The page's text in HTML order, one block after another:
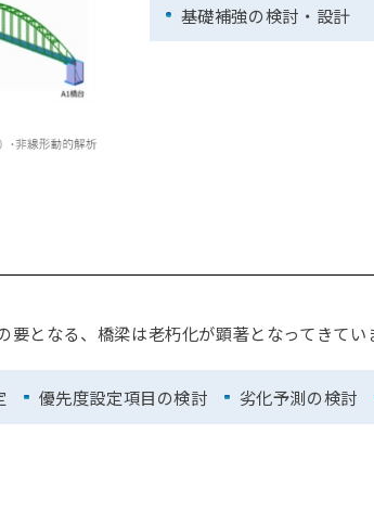
基礎補強の検討・設計
となる、橋梁は老朽化が顕著となってきてい
優先度設定項目の検討 劣化予測の検討